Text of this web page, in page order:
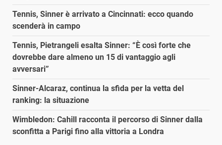
Tennis, Sinner è arrivato a Cincinnati: ecco quando
scenderà in campo
Tennis, Pietrangeli esalta Sinner: “È così forte che
dovrebbe dare almeno un 15 di vantaggio agli
avversari”
Sinner-Alcaraz, continua la sfida per la vetta del
ranking: la situazione
Wimbledon: Cahill racconta il percorso di Sinner dalla
sconfitta a Parigi fino alla vittoria a Londra